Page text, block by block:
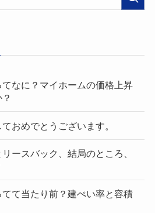
てなに？マイホームの価格上昇
おめでとうございます。
ースバック、結局のところ、
て当たり前？建ぺい率と容積